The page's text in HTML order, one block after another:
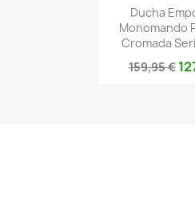
Ducha
Monomando
Cromada
159,95 €